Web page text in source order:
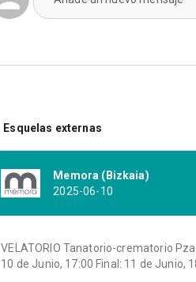
Esquelas externas
Memora (Bizkaia)
2025-06-10
VELATORIO Tanatorio-crematorio
10 de Junio, 17:00 Final: 11 de Junio,